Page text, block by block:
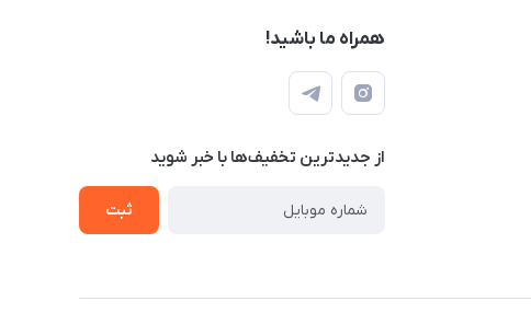
همراه ما باشید!
از جدید‌ترین تخفیف‌ها با‌ خبر شوید
ثبت